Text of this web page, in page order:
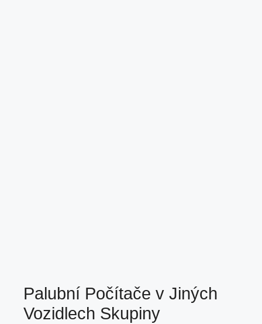
Palubní Počítače v Jiných
Vozidlech Skupiny